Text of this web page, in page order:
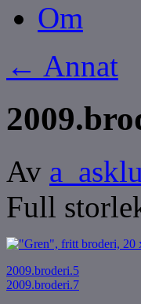
Om
← Annat
Av
Full
2009.broderi.5
2009.broderi.7